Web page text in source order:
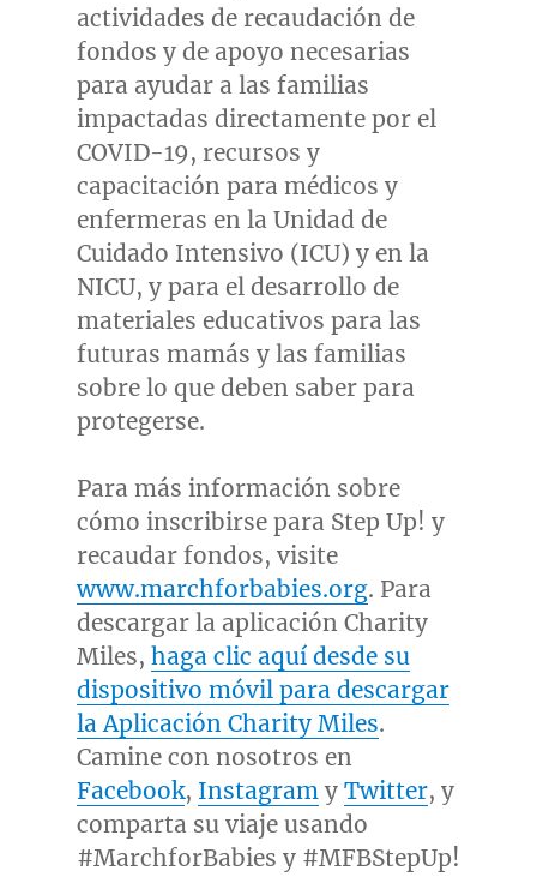
actividades de recaudación de
fondos y de apoyo necesarias
para ayudar a las familias
impactadas directamente por el
COVID-19, recursos y
capacitación para médicos y
enfermeras en la Unidad de
Cuidado Intensivo (ICU) y en la
NICU, y para el desarrollo de
materiales educativos para las
futuras mamás y las familias
sobre lo que deben saber para
protegerse.
Para más información sobre
cómo inscribirse para Step Up! y
recaudar fondos, visite
www.marchforbabies.org. Para
descargar la aplicación Charity
Miles, haga clic aquí desde su
dispositivo móvil para descargar
la Aplicación Charity Miles.
Camine con nosotros en
Facebook, Instagram y Twitter, y
comparta su viaje usando
#MarchforBabies y #MFBStepUp!